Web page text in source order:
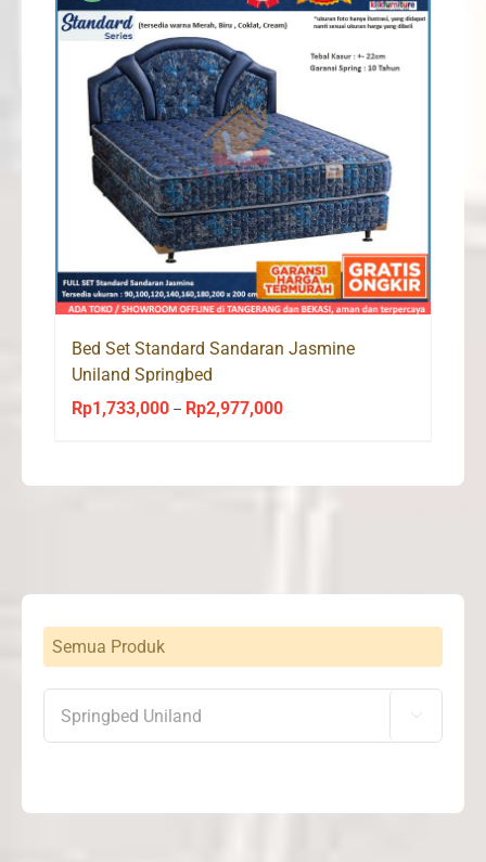
Bed Set Standard Sandaran Jasmine
Uniland Springbed
Rp1,733,000 – Rp2,977,000Price
Semua Produk
